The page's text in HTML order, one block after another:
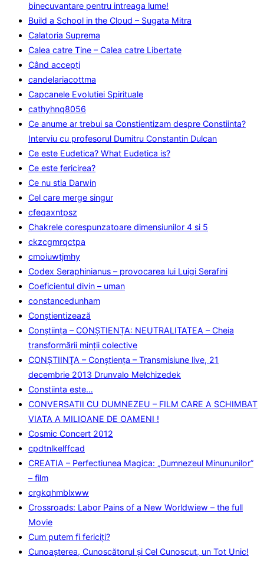
binecuvantare pentru intreaga lume!
Build a School in the Cloud – Sugata Mitra
Calatoria Suprema
Calea catre Tine – Calea catre Libertate
Când accepţi
candelariacottma
Capcanele Evolutiei Spirituale
cathyhnq8056
Ce anume ar trebui sa Constientizam despre Constiinta?
Interviu cu profesorul Dumitru Constantin Dulcan
Ce este Eudetica? What Eudetica is?
Ce este fericirea?
Ce nu stia Darwin
Cel care merge singur
cfeqaxntpsz
Chakrele corespunzatoare dimensiunilor 4 si 5
ckzcgmrqctpa
cmoiuwtjmhy
Codex Seraphinianus – provocarea lui Luigi Serafini
Coeficientul divin – uman
constancedunham
Conştientizează
Conștiința – CONȘTIENȚA: NEUTRALITATEA – Cheia
transformării minții colective
CONŞTIINŢA – Conştienţa – Transmisiune live, 21
decembrie 2013 Drunvalo Melchizedek
Constiinta este…
CONVERSATII CU DUMNEZEU – FILM CARE A SCHIMBAT
VIATA A MILIOANE DE OAMENI !
Cosmic Concert 2012
cpdtnlkelffcad
CREATIA – Perfectiunea Magica: „Dumnezeul Minununilor”
– film
crgkqhmblxww
Crossroads: Labor Pains of a New Worldwiew – the full
Movie
Cum putem fi fericiţi?
Cunoaşterea, Cunoscătorul şi Cel Cunoscut, un Tot Unic!